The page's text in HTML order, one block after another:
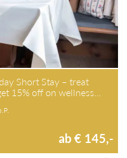
Short Stay – treat
15% off on wellness…
ab € 145,-